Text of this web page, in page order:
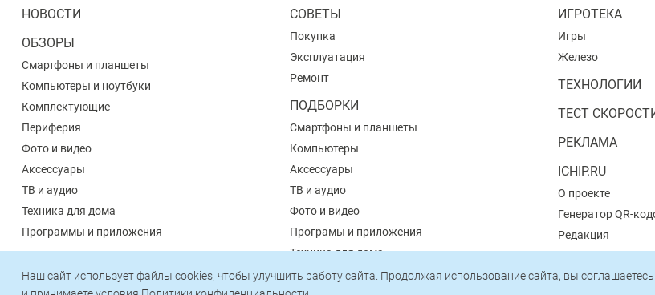
НОВОСТИ
ОБЗОРЫ
Смартфоны и планшеты
Компьютеры и ноутбуки
Комплектующие
Периферия
Фото и видео
Аксессуары
ТВ и аудио
Техника для дома
Программы и приложения
СОВЕТЫ
Покупка
Эксплуатация
Ремонт
ПОДБОРКИ
Смартфоны и планшеты
Компьютеры
Аксессуары
ТВ и аудио
Фото и видео
Програмы и приложения
Техника для дома
ИГРОТЕКА
Игры
Железо
ТЕХНОЛОГИИ
ТЕСТ
РЕКЛАМА
ICHIP.RU
О проекте
Генератор QR-
Редакция
Политика
Наш сайт использует файлы cookies, чтобы улучшить работу сайта. Продолжая использование сайта, вы